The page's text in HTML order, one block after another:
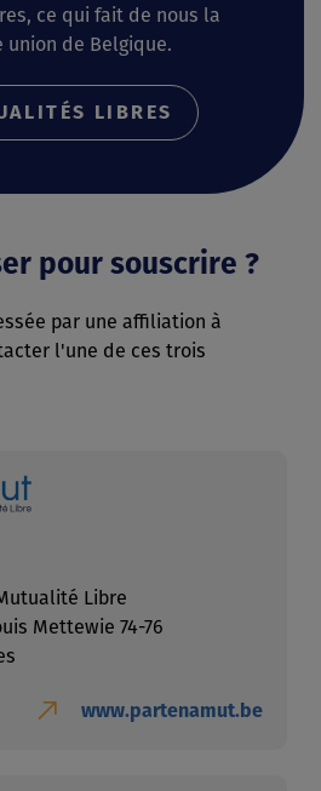
ce qui fait de nous la
de Belgique.
LIBRES
pour souscrire ?
par une affiliation à
l'une de ces trois
Libre
Mettewie 74-76
www.partenamut.be